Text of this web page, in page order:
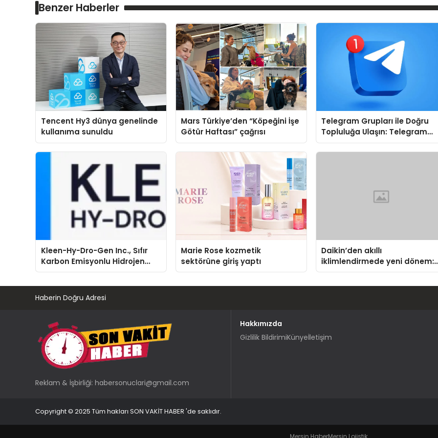
Benzer Haberler
Tencent Hy3 dünya genelinde
kullanıma sunuldu
Mars Türkiye’den “Köpeğini İşe
Götür Haftası” çağrısı
Telegram Grupları ile Doğru
Topluluğa Ulaşın: Telegram
Gruplarında Aradığınız
Bulun
Kleen-Hy-Dro-Gen Inc., Sıfır
Karbon Emisyonlu Hidrojen
Isıtma Teknolojisinde ISO ve
Aldı
Marie Rose kozmetik
sektörüne giriş yaptı
Daikin’den akıllı
iklimlendirmede yeni dönem:
Madoka Plus Türkiye’de
Haberin Doğru Adresi
Reklam & İşbirliği: habersonuclari@gmail.com
Hakkımızda
Gizlilik BildirimiKünyeİletişim
Copyright © 2025 Tüm hakları SON VAKİT HABER 'de saklıdır.
Mersin HaberMersin Lojistik